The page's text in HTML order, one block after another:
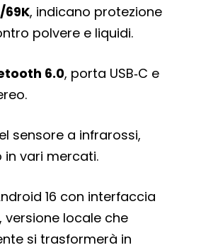
69K, indicano protezione
polvere e liquidi.
6.0, porta USB‑C e
sensore a infrarossi,
in vari mercati.
16 con interfaccia
, versione locale che
si trasformerà in